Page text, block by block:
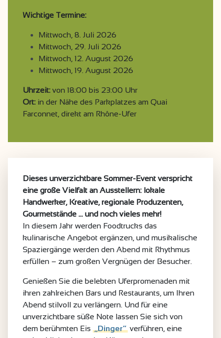
Wichtige Termine:
Mittwoch, 8. Juli 2026
Mittwoch, 29. Juli 2026
Mittwoch, 12. August 2026
Mittwoch, 19. August 2026
Uhrzeit: von 18:00 bis 23:00 Uhr
Ort: in der Nähe des Parkplatzes am Quai
Farconnet, direkt am Rhône-Ufer
Dieses unverzichtbare Sommer-Event verspricht
eine große Vielfalt an Ausstellern: lokale
Handwerker, Kreative, regionale Produzenten,
Gourmetstände … und noch vieles mehr!
In diesem Jahr werden Foodtrucks das
kulinarische Angebot ergänzen, und musikalische
Spaziergänge werden den Abend mit Rhythmus
erfüllen – zum großen Vergnügen der Besucher.
Genießen Sie die belebten Uferpromenaden mit
ihren zahlreichen Bars und Restaurants, um Ihren
Abend stilvoll zu verlängern. Und für eine
unverzichtbare süße Note lassen Sie sich von
dem berühmten Eis „Dinger“ verführen, eine